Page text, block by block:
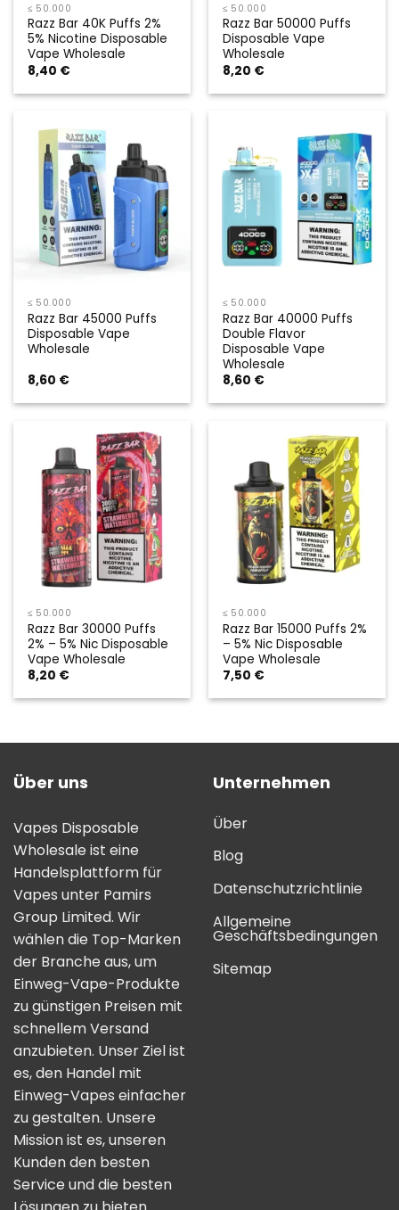
≤ 50.000
Razz Bar 40K Puffs 2%
5% Nicotine Disposable
Vape Wholesale
8,40 €
≤ 50.000
Razz Bar 50000 Puffs
Disposable Vape
Wholesale
8,20 €
≤ 50.000
Razz Bar 45000 Puffs
Disposable Vape
Wholesale
8,60 €
≤ 50.000
Razz Bar 40000 Puffs
Double Flavor
Disposable Vape
Wholesale
8,60 €
≤ 50.000
Razz Bar 30000 Puffs
2% – 5% Nic Disposable
Vape Wholesale
8,20 €
≤ 50.000
Razz Bar 15000 Puffs 2%
– 5% Nic Disposable
Vape Wholesale
7,50 €
Über uns
Vapes Disposable
Wholesale ist eine
Handelsplattform für
Vapes unter Pamirs
Group Limited. Wir
wählen die Top-Marken
der Branche aus, um
Einweg-Vape-Produkte
zu günstigen Preisen mit
schnellem Versand
anzubieten. Unser Ziel ist
es, den Handel mit
Einweg-Vapes einfacher
zu gestalten. Unsere
Mission ist es, unseren
Kunden den besten
Service und die besten
Unternehmen
Über
Blog
Datenschutzrichtlinie
Allgemeine
Geschäftsbedingungen
Sitemap